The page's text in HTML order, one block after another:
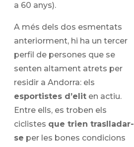
a 60 anys).
A més dels dos esmentats
anteriorment, hi ha un tercer
perfil de persones que se
senten altament atrets per
residir a Andorra: els
esportistes d’elit en actiu.
Entre ells, es troben els
ciclistes que trien traslladar-
se per les bones condicions